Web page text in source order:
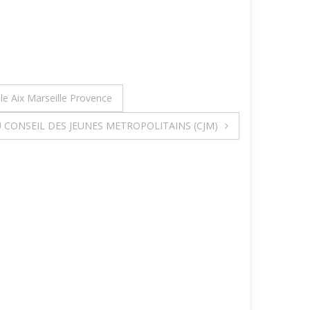
Aix Marseille Provence
DES JEUNES METROPOLITAINS (CJM)